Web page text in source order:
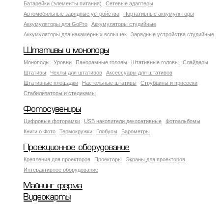
Батарейки (элементы питания)
Сетевые адаптеры
Автомобильные зарядные устройства
Портативные аккумуляторы
Аккумуляторы для GoPro
Аккумуляторы студийные
Аккумуляторы для накамерных вспышек
Зарядные устройства студийные
Штативы и моноподы
Моноподы Уровни Панорамные головы Штативные головы
Слайдеры
Штативы
Чехлы для штативов
Аксессуары для штативов
Штативные площадки
Настольные штативы
Струбцины и присоски
Стабилизаторы и стедикамы
Фотосувениры
Цифровые фоторамки USB накопители декоративные
Фотоальбомы
Книги о Фото
Термокружки Глобусы Барометры
Проекционное оборудование
Крепления для проекторов Проекторы
Экраны для проекторов
Интерактивное оборудование
Майнинг ферма
Видеокарты